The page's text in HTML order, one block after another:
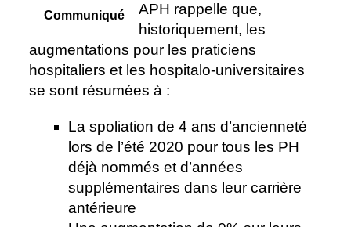
Communiqué
APH rappelle que,
historiquement, les
augmentations pour les praticiens
hospitaliers et les hospitalo-universitaires
se sont résumées à :
La spoliation de 4 ans d’ancienneté
lors de l’été 2020 pour tous les PH
déjà nommés et d’années
supplémentaires dans leur carrière
antérieure